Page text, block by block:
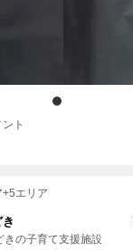
ント
エリア
きの子育て支援施設